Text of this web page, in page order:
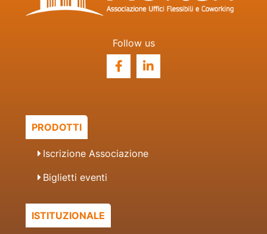
Follow us
PRODOTTI
Iscrizione Associazione
Biglietti eventi
ISTITUZIONALE